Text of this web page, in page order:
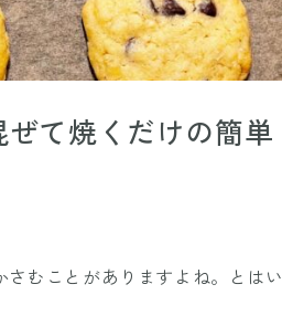
て焼くだけの簡単
むことがありますよね。とはい